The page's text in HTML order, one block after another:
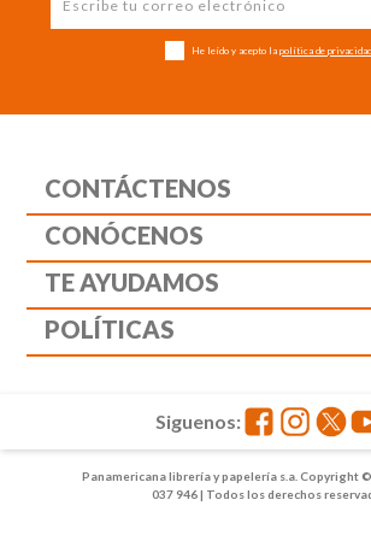
He leído y acepto la política de privacidad
CONTÁCTENOS
CONÓCENOS
TE AYUDAMOS
POLÍTICAS
Panamericana librería y papelería s.a. Copyright
037 946 | Todos los derechos
Siguenos: